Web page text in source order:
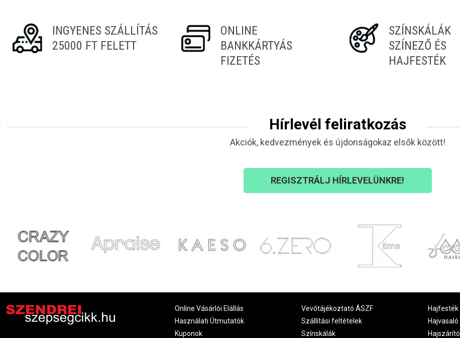
INGYENES SZÁLLÍTÁS
25000 FT FELETT
ONLINE
BANKKÁRTYÁS
FIZETÉS
SZÍNSKÁLÁK
SZÍNEZŐ ÉS
HAJFESTÉK
Hírlevél feliratkozás
Akciók, kedvezmények és újdonságokaz elsők között!
REGISZTRÁLJ HÍRLEVELÜNKRE!
Online Vásárlói Elállás
Használati Útmutatók
Kuponok
Vevőtájékoztató ÁSZF
Szállítási feltételek
Színskálák
Hajfesték
Hajvasaló
Hajszárító